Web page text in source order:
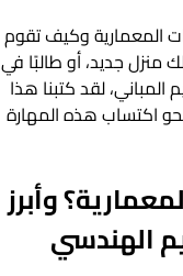
المعمارية وكيف تقوم
جديد، أو طالبًا في
لقد كتبنا هذا
اكتساب هذه المهارة
وأبرز
الهندسي